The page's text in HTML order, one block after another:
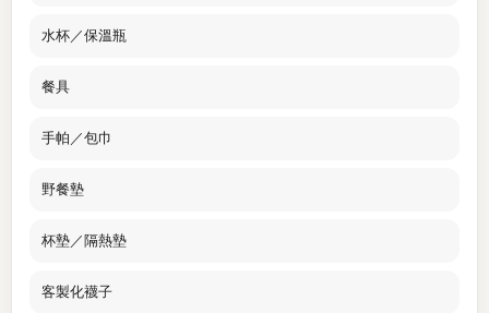
水杯／保溫瓶
餐具
手帕／包巾
野餐墊
杯墊／隔熱墊
客製化襪子